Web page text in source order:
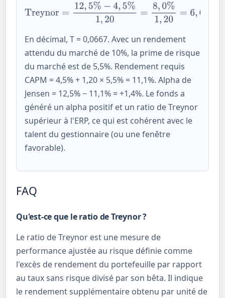
Treynor=12,5%
0%1,20
points de
pourcentage par unité deβ
En décimal, T = 0,0667. Avec un rendement
attendu du marché de 10%, la prime de risque
du marché est de 5,5%. Rendement requis
CAPM = 4,5% + 1,20 × 5,5% = 11,1%. Alpha de
Jensen = 12,5% − 11,1% = +1,4%. Le fonds a
généré un alpha positif et un ratio de Treynor
supérieur à l'ERP, ce qui est cohérent avec le
talent du gestionnaire (ou une fenêtre
favorable).
FAQ
Qu'est-ce que le ratio de Treynor ?
Le ratio de Treynor est une mesure de
performance ajustée au risque définie comme
l'excès de rendement du portefeuille par rapport
au taux sans risque divisé par son bêta. Il indique
le rendement supplémentaire obtenu par unité de